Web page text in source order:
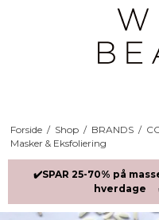
Forside / Shop / BRANDS /
Masker & Eksfoliering
✔️SPAR 25-70% på
hverdage